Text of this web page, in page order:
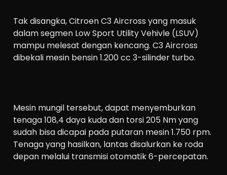
Tak disangka, Citroen C3 Aircross yang masuk
dalam segmen Low Sport Utility Vehivle (LSUV)
mampu melesat dengan kencang. C3 Aircross
dibekali mesin bensin 1.200 cc 3-silinder turbo.
Mesin mungil tersebut, dapat menyemburkan
tenaga 108,4 daya kuda dan torsi 205 Nm yang
sudah bisa dicapai pada putaran mesin 1.750 rpm.
Tenaga yang hasilkan, lantas disalurkan ke roda
depan melalui transmisi otomatik 6-percepatan.